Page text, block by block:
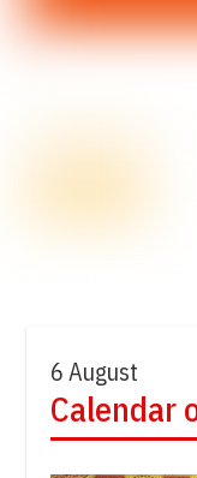
6 August
Calendar